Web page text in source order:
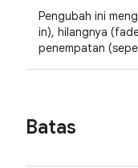
Pengubah ini
in), hilangnya
penempatan
Batas